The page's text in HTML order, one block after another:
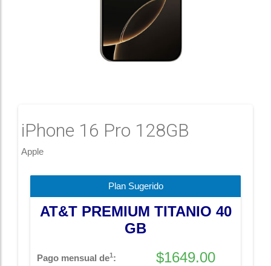
iPhone 16 Pro 128GB
Apple
Plan Sugerido
AT&T PREMIUM TITANIO 40
GB
Pago mensual de1: $1649.00